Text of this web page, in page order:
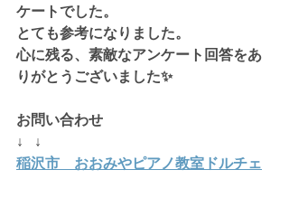
ケートでした。
とても参考になりました。
心に残る、素敵なアンケート回答をあ
りがとうございました✨
お問い合わせ
↓   ↓
稲沢市　おおみやピアノ教室ドルチェ